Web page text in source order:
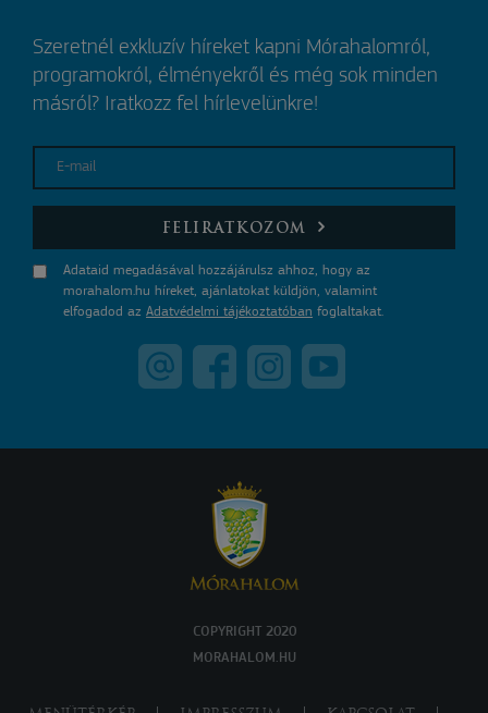
Szeretnél exkluzív híreket kapni Mórahalomról,
programokról, élményekről és még sok minden
másról? Iratkozz fel hírlevelünkre!
E-mail
FELIRATKOZOM
Adataid megadásával hozzájárulsz ahhoz, hogy az
morahalom.hu híreket, ajánlatokat küldjön, valamint
elfogadod az Adatvédelmi tájékoztatóban foglaltakat.
COPYRIGHT 2020
MORAHALOM.HU